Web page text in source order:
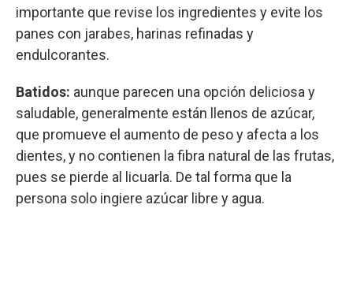
importante que revise los ingredientes y evite los
panes con jarabes, harinas refinadas y
endulcorantes.
Batidos: aunque parecen una opción deliciosa y
saludable, generalmente están llenos de azúcar,
que promueve el aumento de peso y afecta a los
dientes, y no contienen la fibra natural de las frutas,
pues se pierde al licuarla. De tal forma que la
persona solo ingiere azúcar libre y agua.